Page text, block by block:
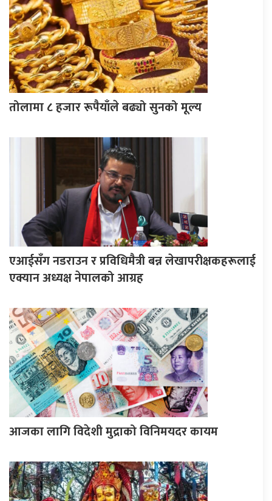
तोलामा ८ हजार रूपैयाँले बढ्यो सुनको मूल्य
एआईसँग नडराउन र प्रविधिमैत्री बन्न लेखापरीक्षकहरूलाई
एक्यान अध्यक्ष नेपालको आग्रह
आजका लागि विदेशी मुद्राको विनिमयदर कायम